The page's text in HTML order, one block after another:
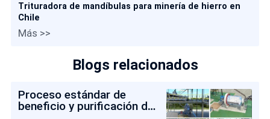
Trituradora de mandíbulas para minería de hierro en
Chile
Más >>
Blogs relacionados
Proceso estándar de
beneficio y purificación de